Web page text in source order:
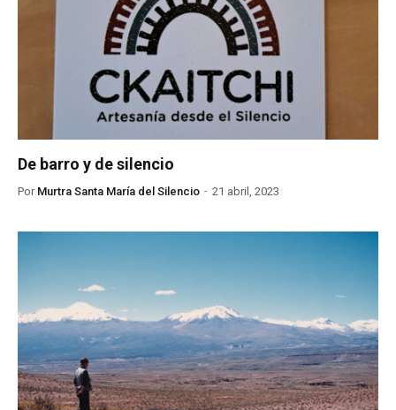
De barro y de silencio
Por Murtra Santa María del Silencio 21 abril, 2023